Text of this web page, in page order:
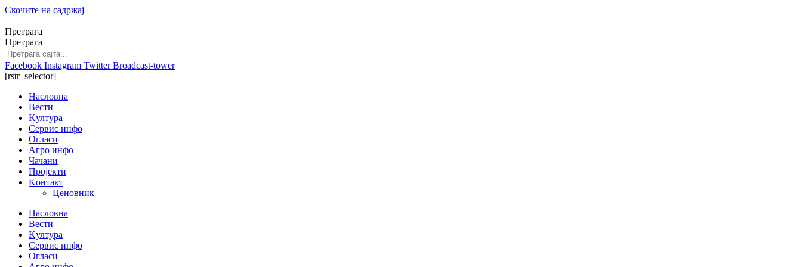
Скочите на садржај
Претрага
Претрага
Facebook Instagram Twitter Broadcast-tower
[rstr_selector]
Насловна
Вести
Kултура
Сервис инфо
Огласи
Агро инфо
Чачани
Пројекти
Kонтакт
Ценовник
Насловна
Вести
Kултура
Сервис инфо
Огласи